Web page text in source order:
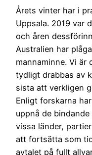
Årets vinter har i
Uppsala. 2019 var
och åren
Australien har
mannaminne. Vi
tydligt drabbas av
sista att verkligen
Enligt forskarna
uppnå de
vissa länder,
att fortsätta som
avtalet på fullt